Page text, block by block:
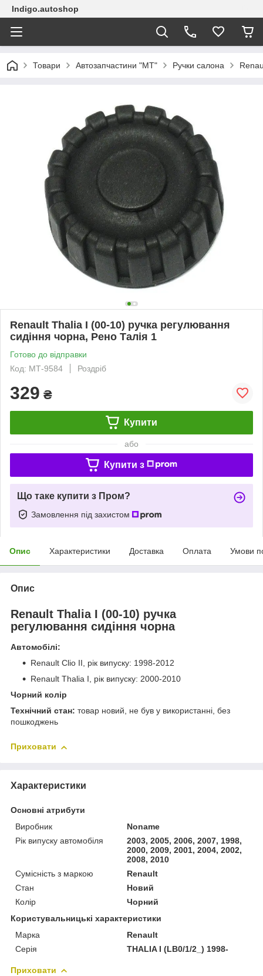
Indigo.autoshop
Товари Автозапчастини "МТ" Ручки салона
Renault Thalia I (00-10) ручка регулювання
сидіння чорна, Рено Талія 1
Готово до відправки
Код: МТ-9584
Роздріб
329 ₴
Купити
або
Купити з
Що таке купити з Пром?
Замовлення під захистом
Опис Характеристики Доставка Оплата Умови
Опис
Renault Thalia I (00-10) ручка
регулювання сидіння чорна
Автомобілі:
Renault Clio II, рік випуску: 1998-2012
Renault Thalia I, рік випуску: 2000-2010
Чорний колір
Технічний стан: товар новий, не був у використанні, без
пошкоджень
Приховати
Характеристики
Основні атрибути
Виробник
Noname
Рік випуску автомобіля
2003, 2005, 2006, 2007, 1998,
2000, 2009, 2001, 2004, 2002,
2008, 2010
Сумісність з маркою
Renault
Стан
Новий
Колір
Чорний
Користувальницькі характеристики
Марка
Renault
Серія
THALIA I (LB0/1/2_) 1998-
Приховати